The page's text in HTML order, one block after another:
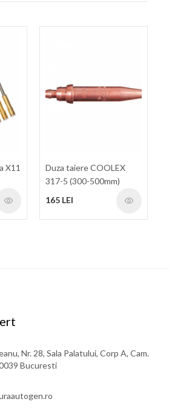
X11
Duza taiere COOLEX
317-5 (300-500mm)
165 LEI
Nr. 28, Sala Palatului, Corp A, Cam.
Bucuresti